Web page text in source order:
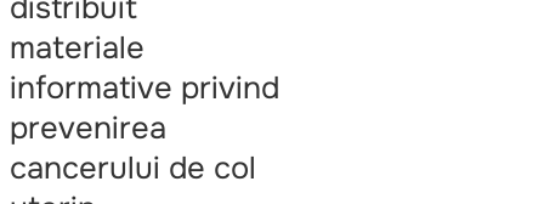
materiale
informative privind
prevenirea
cancerului de col